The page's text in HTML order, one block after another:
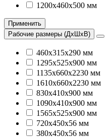
1200х460х500 мм
Применить
Рабочие размеры (ДхШхВ)
460х315х290 мм
1295х525х900 мм
1135х660х2230 мм
1610х660х2230 мм
830х410х900 мм
1090х410х900 мм
1565х525х900 мм
720х450х56 мм
380х450х56 мм